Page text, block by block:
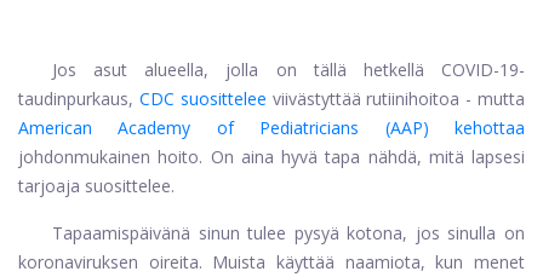
Jos asut alueella, jolla on tällä hetkellä COVID-19-
taudinpurkaus, CDC suosittelee viivästyttää rutiinihoitoa - mutta
American Academy of Pediatricians (AAP) kehottaa
johdonmukainen hoito. On aina hyvä tapa nähdä, mitä lapsesi
tarjoaja suosittelee.
Tapaamispäivänä sinun tulee pysyä kotona, jos sinulla on
koronaviruksen oireita. Muista käyttää naamiota, kun menet